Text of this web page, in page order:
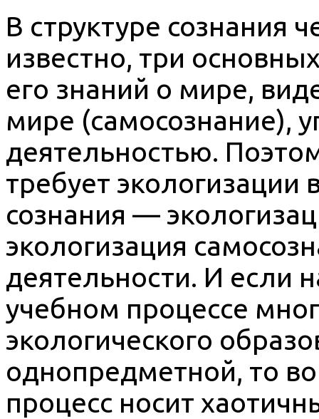
В структуре сознания
известно, три
его знаний о мире,
мире (самосознание),
деятельностью.
требует экологизации
сознания —
экологизация
деятельности. И если
учебном процессе
экологического
однопредметной, то
процесс носит